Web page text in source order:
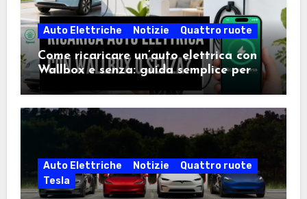
Auto Elettriche Notizie Quattro ruote
Come ricaricare un’auto elettrica con
Wallbox e senza: guida semplice per
scegliere la soluzione giusta
Auto Elettriche Notizie
Quattro ruote
Tesla